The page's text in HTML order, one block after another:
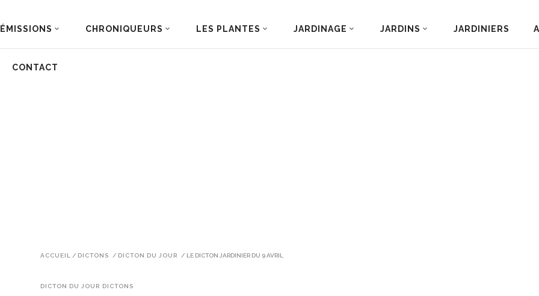
ÉMISSIONS CHRONIQUEURS LES PLANTES JARDINAGE JARDINS JARDINIERS
CONTACT
ACCUEIL / DICTONS / DICTON DU JOUR / LE DICTON JARDINIER DU 9 AVRIL
DICTON DU JOUR DICTONS